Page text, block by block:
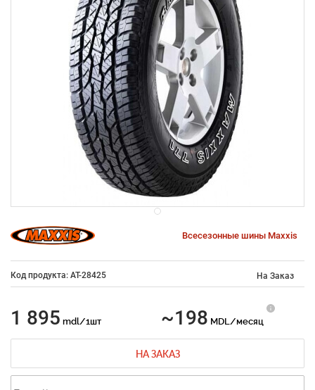
Всесезонные шины Maxxis
Код продукта: AT-28425 На Заказ
1 895 mdl/1шт ~198 MDL/месяц
НА ЗАКАЗ